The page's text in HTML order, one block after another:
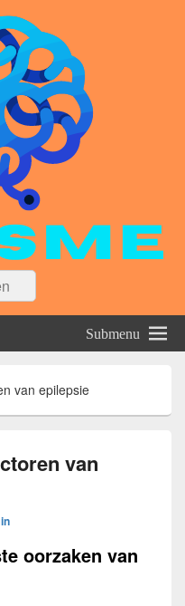
Submenu
van epilepsie
van
oorzaken van